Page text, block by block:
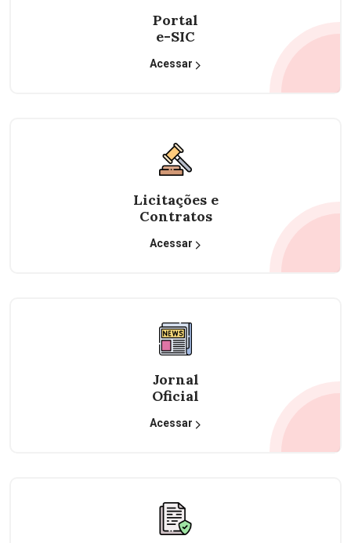
Portal
e-SIC
Acessar
Licitações e
Contratos
Acessar
Jornal
Oficial
Acessar